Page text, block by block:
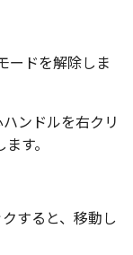
ードを解除しま
ンドルを右クリ
す。
すると、移動し